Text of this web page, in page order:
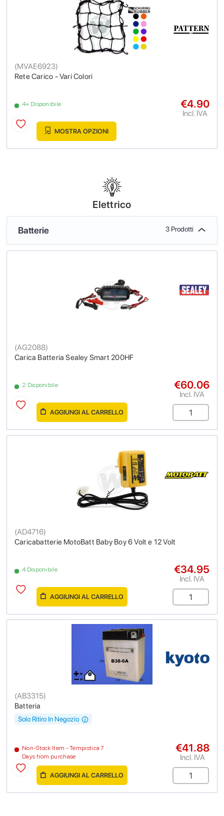
Rete Carico - Vari Colori
(MVAE6923)
4+ Disponibile €4.90
Incl. IVA
MOSTRA OPZIONI
Elettrico
Batterie 3 Prodotti
Carica Batteria Sealey Smart 200HF
(AG2088)
2 Disponibile €60.06
Incl. IVA
AGGIUNGI AL CARRELLO
Caricabatterie MotoBatt Baby Boy 6 Volt e 12 Volt
(AD4716)
4 Disponibile €34.95
Incl. IVA
AGGIUNGI AL CARRELLO
Batteria
(AB3315)
Non-Stock Item - Tempistica 7
Days from purchase
Solo Ritiro In Negozio
€41.88
Incl. IVA
AGGIUNGI AL CARRELLO